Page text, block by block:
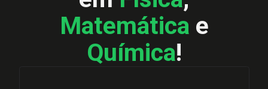
Matemática e
Química!